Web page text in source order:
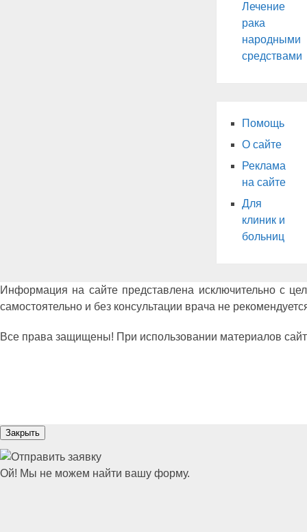
Лечение
рака
народными
средствами
Помощь
О сайте
Реклама
на сайте
Для
клиник и
больниц
Информация на сайте представлена исключительно с
самостоятельно и без консультации врача не
Все права защищены! При использовании материалов
Закрыть
Ой! Мы не можем найти вашу форму.